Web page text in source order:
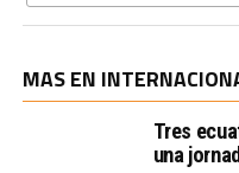
MAS EN
Tres
una